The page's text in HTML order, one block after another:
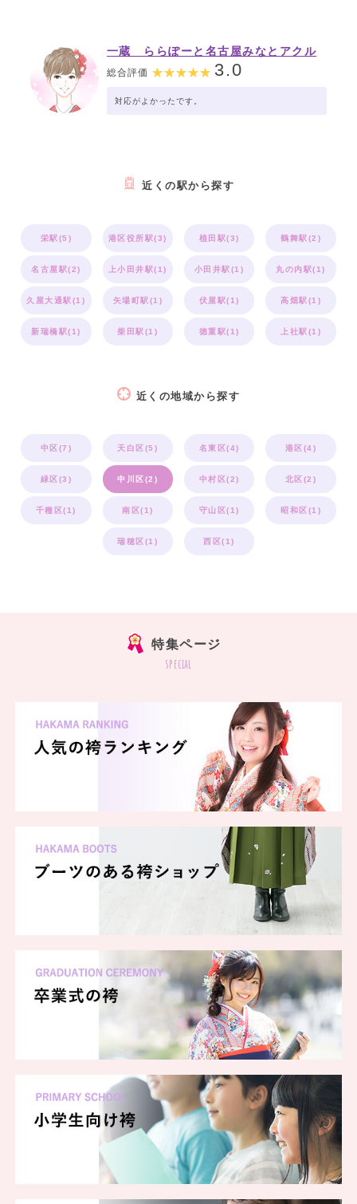
一蔵 ららぽーと名古屋みなとアクル
総合評価 3.0
対応がよかったです。
近くの駅から探す
栄駅(5) 港区役所駅(3) 植田駅(3) 鶴舞駅(2)
名古屋駅(2) 上小田井駅(1) 小田井駅(1) 丸の内駅(1)
久屋大通駅(1) 矢場町駅(1) 伏屋駅(1) 高畑駅(1)
新瑞橋駅(1) 柴田駅(1) 徳重駅(1) 上社駅(1)
近くの地域から探す
中区(7) 天白区(5) 名東区(4) 港区(4)
緑区(3) 中川区(2) 中村区(2) 北区(2)
千種区(1) 南区(1) 守山区(1) 昭和区(1)
瑞穂区(1) 西区(1)
特集ページ
special